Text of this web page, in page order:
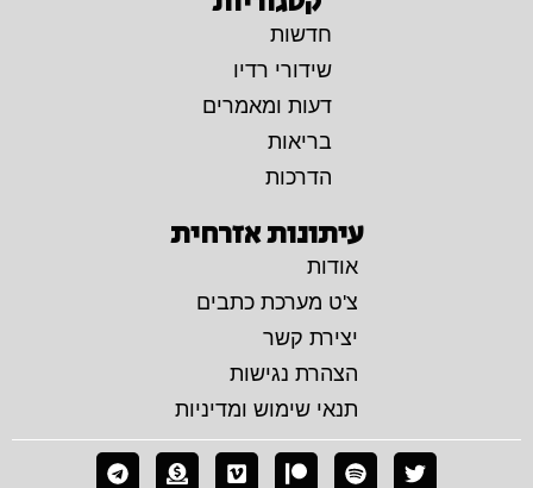
חדשות
שידורי רדיו
דעות ומאמרים
בריאות
הדרכות
עיתונות אזרחית
אודות
צ'ט מערכת כתבים
יצירת קשר
הצהרת נגישות
תנאי שימוש ומדיניות